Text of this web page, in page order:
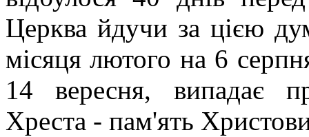
Церква йдучи за цією
місяця лютого на 6
14 вересня, випадає
Хреста - пам'ять